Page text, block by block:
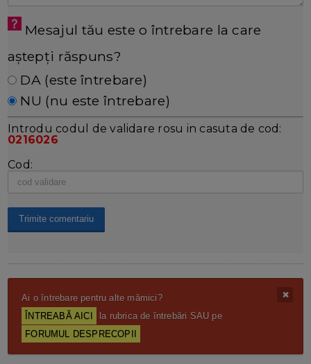
Mesajul tău este o întrebare la care
aștepți răspuns?
DA (este întrebare)
NU (nu este întrebare)
Introdu codul de validare rosu in casuta de cod:
0216026
Cod:
Ai o întrebare pentru alte mămici?
ÎNTREABĂ AICI
la rubrica de întrebări SAU pe
FORUMUL DESPRECOPII